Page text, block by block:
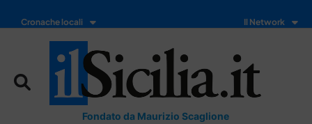
Cronache locali Il Network
Fondato da Maurizio Scaglione